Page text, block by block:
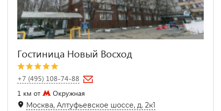
Гостиница Новый Восход
+7 (495) 108-74-88
1 км от
Окружная
Москва, Алтуфьевское шоссе, д. 2к1